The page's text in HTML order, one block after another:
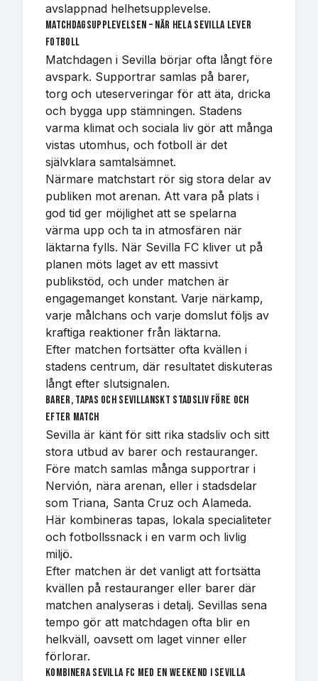
avslappnad helhetsupplevelse.
Matchdagsupplevelsen – när hela Sevilla lever
fotboll
Matchdagen i Sevilla börjar ofta långt före
avspark. Supportrar samlas på barer,
torg och uteserveringar för att äta, dricka
och bygga upp stämningen. Stadens
varma klimat och sociala liv gör att många
vistas utomhus, och fotboll är det
självklara samtalsämnet.
Närmare matchstart rör sig stora delar av
publiken mot arenan. Att vara på plats i
god tid ger möjlighet att se spelarna
värma upp och ta in atmosfären när
läktarna fylls. När Sevilla FC kliver ut på
planen möts laget av ett massivt
publikstöd, och under matchen är
engagemanget konstant. Varje närkamp,
varje målchans och varje domslut följs av
kraftiga reaktioner från läktarna.
Efter matchen fortsätter ofta kvällen i
stadens centrum, där resultatet diskuteras
långt efter slutsignalen.
Barer, tapas och sevillanskt stadsliv före och
efter match
Sevilla är känt för sitt rika stadsliv och sitt
stora utbud av barer och restauranger.
Före match samlas många supportrar i
Nervión, nära arenan, eller i stadsdelar
som Triana, Santa Cruz och Alameda.
Här kombineras tapas, lokala specialiteter
och fotbollssnack i en varm och livlig
miljö.
Efter matchen är det vanligt att fortsätta
kvällen på restauranger eller barer där
matchen analyseras i detalj. Sevillas sena
tempo gör att matchdagen ofta blir en
helkväll, oavsett om laget vinner eller
förlorar.
Kombinera Sevilla FC med en weekend i Sevilla